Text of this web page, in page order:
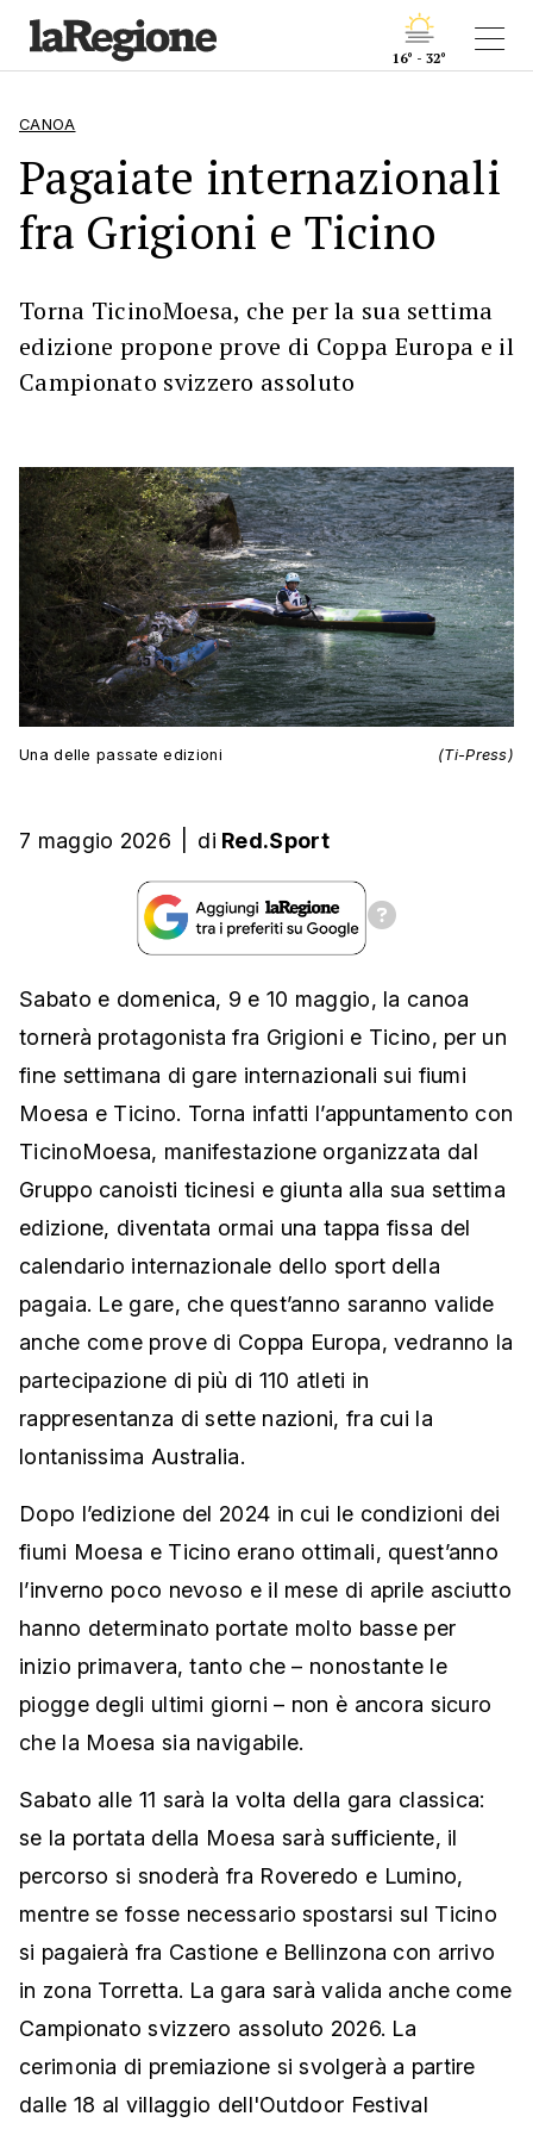
16° - 32°
CANOA
Pagaiate internazionali
fra Grigioni e Ticino
Torna TicinoMoesa, che per la sua settima
edizione propone prove di Coppa Europa e il
Campionato svizzero assoluto
Una delle passate edizioni (Ti-Press)
7 maggio 2026 di Red.Sport
Sabato e domenica, 9 e 10 maggio, la canoa
tornerà protagonista fra Grigioni e Ticino, per un
fine settimana di gare internazionali sui fiumi
Moesa e Ticino. Torna infatti l’appuntamento con
TicinoMoesa, manifestazione organizzata dal
Gruppo canoisti ticinesi e giunta alla sua settima
edizione, diventata ormai una tappa fissa del
calendario internazionale dello sport della
pagaia. Le gare, che quest’anno saranno valide
anche come prove di Coppa Europa, vedranno la
partecipazione di più di 110 atleti in
rappresentanza di sette nazioni, fra cui la
lontanissima Australia.
Dopo l’edizione del 2024 in cui le condizioni dei
fiumi Moesa e Ticino erano ottimali, quest’anno
l’inverno poco nevoso e il mese di aprile asciutto
hanno determinato portate molto basse per
inizio primavera, tanto che – nonostante le
piogge degli ultimi giorni – non è ancora sicuro
che la Moesa sia navigabile.
Sabato alle 11 sarà la volta della gara classica:
se la portata della Moesa sarà sufficiente, il
percorso si snoderà fra Roveredo e Lumino,
mentre se fosse necessario spostarsi sul Ticino
si pagaierà fra Castione e Bellinzona con arrivo
in zona Torretta. La gara sarà valida anche come
Campionato svizzero assoluto 2026. La
cerimonia di premiazione si svolgerà a partire
dalle 18 al villaggio dell'Outdoor Festival